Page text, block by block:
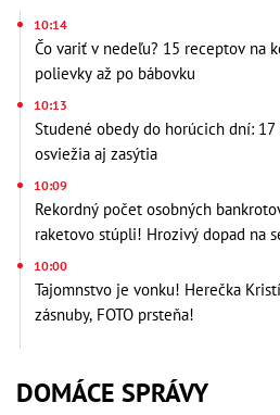
10:14
Čo variť v nedeľu? 15 receptov na
polievky až po bábovku
10:13
Studené obedy do horúcich dní:
osviežia aj zasýtia
10:09
Rekordný počet osobných
raketovo stúpli! Hrozivý dopad na
10:00
Tajomnstvo je vonku! Herečka
zásnuby, FOTO prsteňa!
DOMÁCE SPRÁVY